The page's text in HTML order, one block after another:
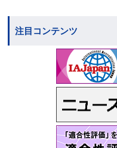
注目コンテンツ